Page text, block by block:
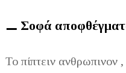
⚊ Σοφά
Το πίπτειν ανθρωπινον